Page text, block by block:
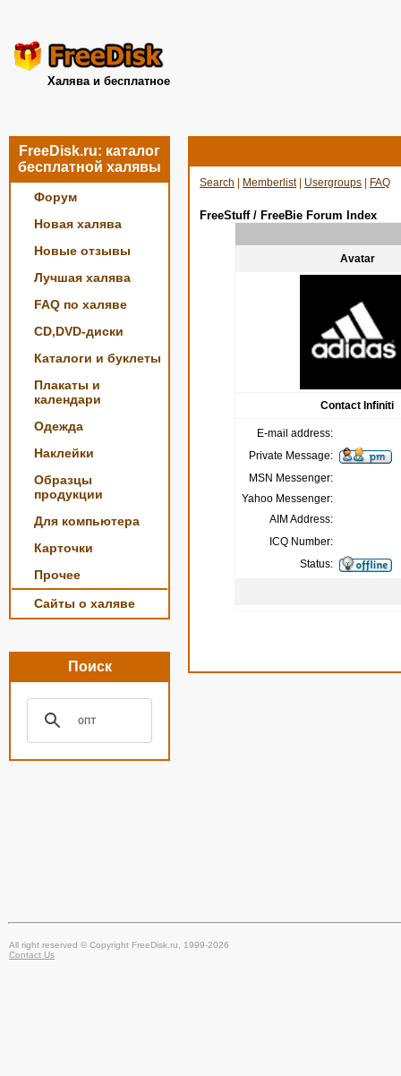
Халява и бесплатное
FreeDisk.ru: каталог
бесплатной халявы
Форум
Новая халява
Новые отзывы
Лучшая халява
FAQ по халяве
CD,DVD-диски
Каталоги и буклеты
Плакаты и
календари
Одежда
Наклейки
Образцы
продукции
Для компьютера
Карточки
Прочее
Сайты о халяве
Поиск
Search Memberlist| Usergroups FAQ
FreeStuff / FreeBie Forum Index
Avatar
Contact Infiniti
E-mail address:
Private Message:
MSN Messenger:
Yahoo Messenger:
AIM Address:
ICQ Number:
Status:
All right reserved © Copyright FreeDisk.ru, 1999-2026
Contact Us